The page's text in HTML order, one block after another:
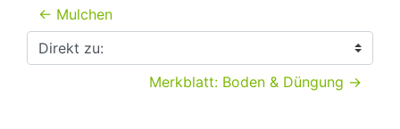
← Mulchen
Direkt zu:
Merkblatt: Boden & Düngung →